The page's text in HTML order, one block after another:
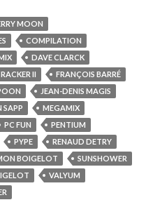
MOON
COMPILATION
DAVE CLARCK
II
FRANÇOIS BARRÉ
JEAN-DENIS MAGIS
SAPP
MEGAMIX
PC FUN
PENTIUM
PYPE
RENAUD DETRY
BOIGELOT
SUNSHOWER
VALYUM